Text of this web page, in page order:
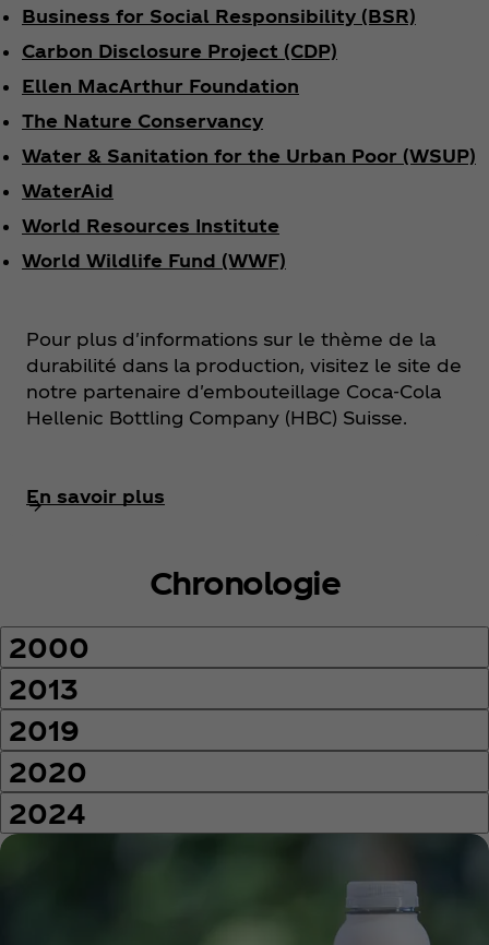
Business for Social Responsibility (BSR)
Carbon Disclosure Project (CDP)​
Ellen MacArthur Foundation
The Nature Conservancy
Water & Sanitation for the Urban Poor (WSUP)
WaterAid
World Resources Institute
World Wildlife Fund (WWF)
Pour plus d'informations sur le thème de la
durabilité dans la production, visitez le site de
notre partenaire d'embouteillage Coca‑Cola
Hellenic Bottling Company (HBC) Suisse.
En savoir plus
Chronologie
2000
2013
2019
2020
2024